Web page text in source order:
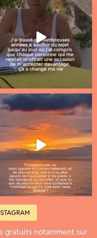
gratuits notamment sur